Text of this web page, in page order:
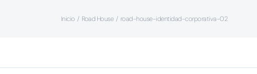
Inicio Road House road-house-identidad-corporativa-02